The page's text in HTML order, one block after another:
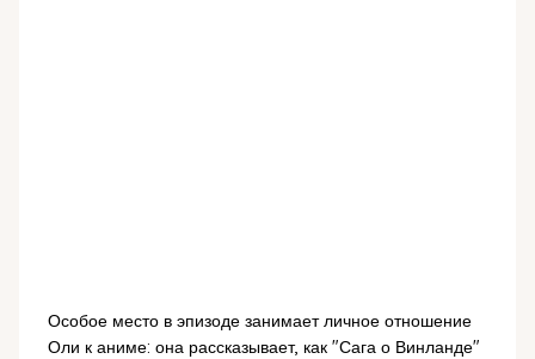
Особое место в эпизоде занимает личное отношение
Оли к аниме: она рассказывает, как "Сага о Винланде"